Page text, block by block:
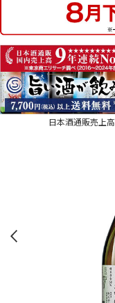
日本酒通販売上